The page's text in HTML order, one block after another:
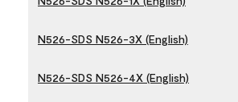
N526-SDS N526-3X (English)
N526-SDS N526-4X (English)